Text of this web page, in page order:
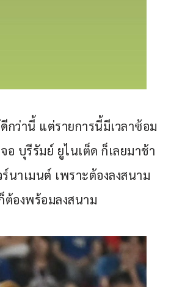
ว่านี้ แต่รายการนี้มีเวลาซ้อม
บุรีรัมย์ ยูไนเต็ด ก็เลยมาช้า
นาเมนต์ เพราะต้องลงสนาม
องพร้อมลงสนาม